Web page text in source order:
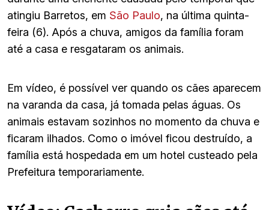
atingiu Barretos, em São Paulo, na última quinta-
feira (6). Após a chuva, amigos da família foram
até a casa e resgataram os animais.
Em vídeo, é possível ver quando os cães aparecem
na varanda da casa, já tomada pelas águas. Os
animais estavam sozinhos no momento da chuva e
ficaram ilhados. Como o imóvel ficou destruído, a
família está hospedada em um hotel custeado pela
Prefeitura temporariamente.